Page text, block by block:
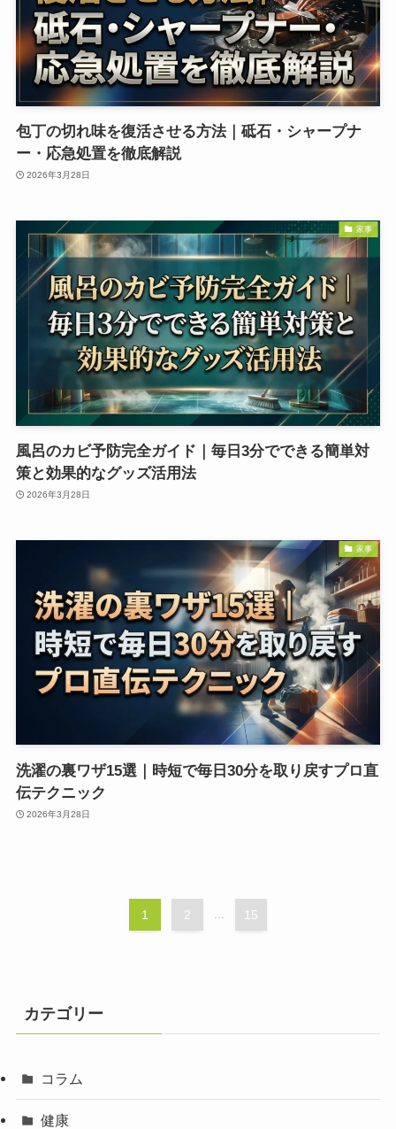
包丁の切れ味を復活させる方法｜砥石・シャープナ
ー・応急処置を徹底解説
2026年3月28日
家事
風呂のカビ予防完全ガイド｜毎日3分でできる簡単対
策と効果的なグッズ活用法
2026年3月28日
家事
洗濯の裏ワザ15選｜時短で毎日30分を取り戻すプロ直
伝テクニック
2026年3月28日
1 2 ... 15
カテゴリー
コラム
健康